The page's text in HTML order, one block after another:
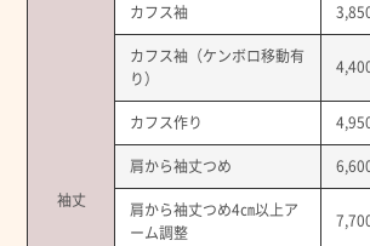
袖丈
カフス袖
カフス袖（ケンボロ移動有
り）
カフス作り
肩から袖丈つめ
肩から袖丈つめ4㎝以上ア
ーム調整